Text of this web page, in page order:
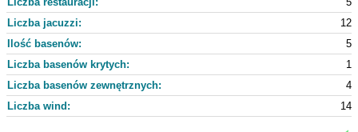
Liczba jacuzzi:
12
Ilość basenów:
5
Liczba basenów krytych:
1
Liczba basenów zewnętrznych:
4
Liczba wind:
14